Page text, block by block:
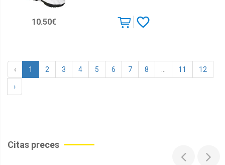
10.50€
‹ 1 2 3 4 5 6 7 8 11 12
›
Citas preces